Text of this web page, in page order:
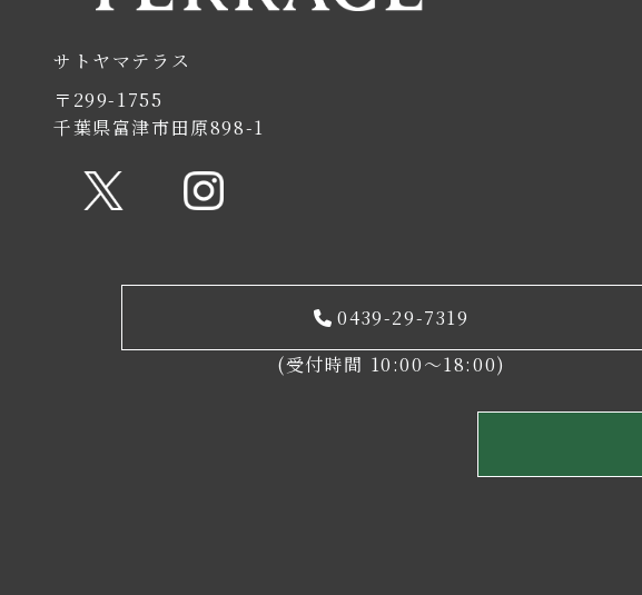
サトヤマテラス
〒299-1755
千葉県富津市田原898-1
0439-29-7319
(受付時間 10:00～18:00)